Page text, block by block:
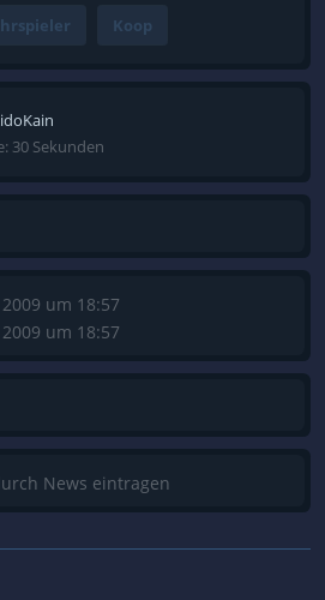
Koop
30 Sekunden
um 18:57
um 18:57
News eintragen